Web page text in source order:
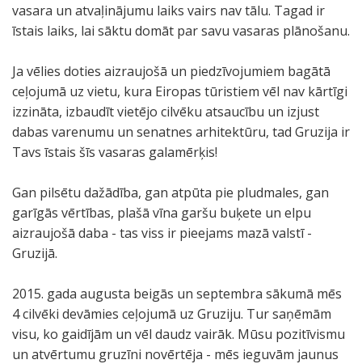
vasara un atvaļinājumu laiks vairs nav tālu. Tagad ir
īstais laiks, lai sāktu domāt par savu vasaras plānošanu.
Ja vēlies doties aizraujošā un piedzīvojumiem bagātā
ceļojumā uz vietu, kura Eiropas tūristiem vēl nav kārtīgi
izzināta, izbaudīt vietējo cilvēku atsaucību un izjust
dabas varenumu un senatnes arhitektūru, tad Gruzija ir
Tavs īstais šīs vasaras galamērķis!
Gan pilsētu dažādība, gan atpūta pie pludmales, gan
garīgās vērtības, plašā vīna garšu buķete un elpu
aizraujošā daba - tas viss ir pieejams mazā valstī -
Gruzijā.
2015. gada augusta beigās un septembra sākumā mēs
4 cilvēki devāmies ceļojumā uz Gruziju. Tur saņēmām
visu, ko gaidījām un vēl daudz vairāk. Mūsu pozitīvismu
un atvērtumu gruzīni novērtēja - mēs ieguvām jaunus